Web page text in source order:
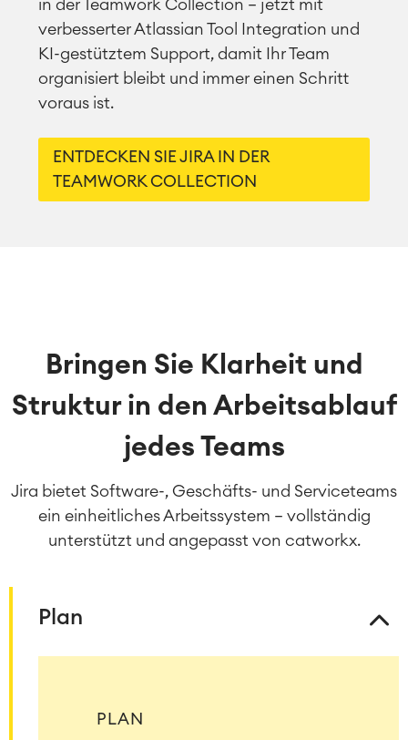
in der Teamwork Collection – jetzt mit
verbesserter Atlassian Tool Integration und
KI-gestütztem Support, damit Ihr Team
organisiert bleibt und immer einen Schritt
voraus ist.
ENTDECKEN SIE JIRA IN DER
TEAMWORK COLLECTION
Bringen Sie Klarheit und
Struktur in den Arbeitsablauf
jedes Teams
Jira bietet Software-, Geschäfts- und Serviceteams
ein einheitliches Arbeitssystem – vollständig
unterstützt und angepasst von catworkx.
Plan
PLAN